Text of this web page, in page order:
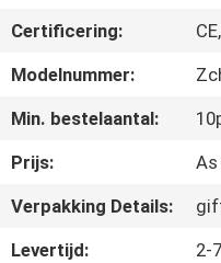
FABRIEKSREIS
CONTACTEER
ONS
Certificering:
Modelnummer:
Min. bestelaantal:
Prijs:
Verpakking Details:
Levertijd:
2-